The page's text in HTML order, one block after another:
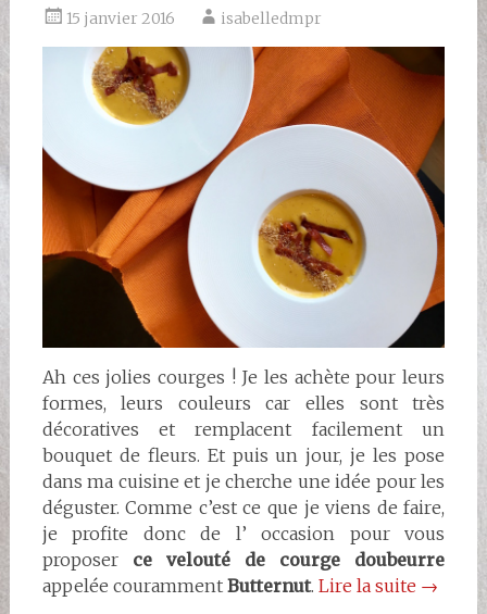
15 janvier 2016 isabelledmpr
Ah ces jolies courges ! Je les achète pour leurs
formes, leurs couleurs car elles sont très
décoratives et remplacent facilement un
bouquet de fleurs. Et puis un jour, je les pose
dans ma cuisine et je cherche une idée pour les
déguster. Comme c’est ce que je viens de faire,
je profite donc de l’ occasion pour vous
proposer ce velouté de courge doubeurre
appelée courammentButternut. Lire la suite →